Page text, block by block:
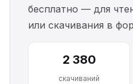
бесплатно — для
или скачивания в
2 380
скачиваний